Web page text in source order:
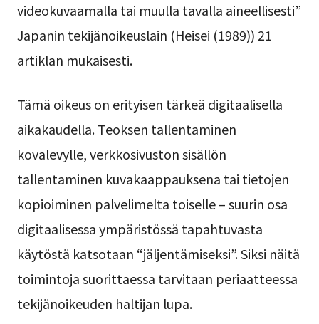
videokuvaamalla tai muulla tavalla aineellisesti”
Japanin tekijänoikeuslain (Heisei (1989)) 21
artiklan mukaisesti.
Tämä oikeus on erityisen tärkeä digitaalisella
aikakaudella. Teoksen tallentaminen
kovalevylle, verkkosivuston sisällön
tallentaminen kuvakaappauksena tai tietojen
kopioiminen palvelimelta toiselle – suurin osa
digitaalisessa ympäristössä tapahtuvasta
käytöstä katsotaan “jäljentämiseksi”. Siksi näitä
toimintoja suorittaessa tarvitaan periaatteessa
tekijänoikeuden haltijan lupa.